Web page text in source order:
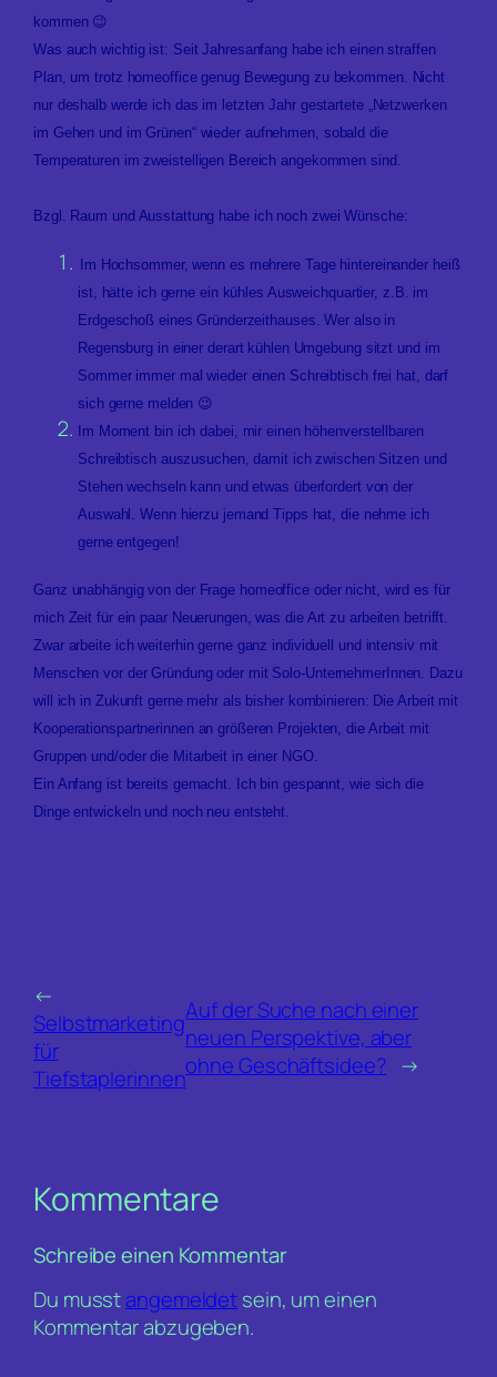
kommen 😉
Was auch wichtig ist: Seit Jahresanfang habe ich einen straffen
Plan, um trotz homeoffice genug Bewegung zu bekommen. Nicht
nur deshalb werde ich das im letzten Jahr gestartete „Netzwerken
im Gehen und im Grünen“ wieder aufnehmen, sobald die
Temperaturen im zweistelligen Bereich angekommen sind.
Bzgl. Raum und Ausstattung habe ich noch zwei Wünsche:
Im Hochsommer, wenn es mehrere Tage hintereinander heiß
ist, hätte ich gerne ein kühles Ausweichquartier, z.B. im
Erdgeschoß eines Gründerzeithauses. Wer also in
Regensburg in einer derart kühlen Umgebung sitzt und im
Sommer immer mal wieder einen Schreibtisch frei hat, darf
sich gerne melden 😉
Im Moment bin ich dabei, mir einen höhenverstellbaren
Schreibtisch auszusuchen, damit ich zwischen Sitzen und
Stehen wechseln kann und etwas überfordert von der
Auswahl. Wenn hierzu jemand Tipps hat, die nehme ich
gerne entgegen!
Ganz unabhängig von der Frage homeoffice oder nicht, wird es für
mich Zeit für ein paar Neuerungen, was die Art zu arbeiten betrifft.
Zwar arbeite ich weiterhin gerne ganz individuell und intensiv mit
Menschen vor der Gründung oder mit Solo-UnternehmerInnen. Dazu
will ich in Zukunft gerne mehr als bisher kombinieren: Die Arbeitmit
Kooperationspartnerinnen an größeren Projekten, die Arbeit mit
Gruppen und/oder die Mitarbeit in einer NGO.
Ein Anfang ist bereits gemacht. Ich bin gespannt, wie sich die
Dinge entwickeln und noch neu entsteht.
←
Selbstmarketing
für
Tiefstaplerinnen
Auf der Suche nach einer
neuen Perspektive, aber
ohne Geschäftsidee? →
Kommentare
Schreibe einen Kommentar
Du musstangemeldetsein, um einen
Kommentar abzugeben.